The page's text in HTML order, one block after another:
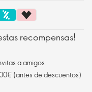
recompensas!
a amigos
(antes de descuentos)